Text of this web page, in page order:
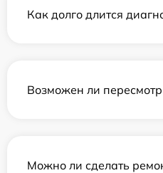
Как долго длится
Возможен ли пересмотр
Можно ли сделать